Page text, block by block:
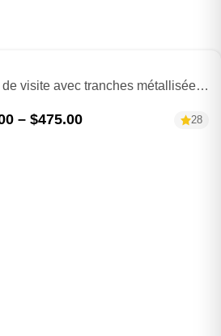
Cartes de visite avec tranches métallisées holographiques
– $475.00 28